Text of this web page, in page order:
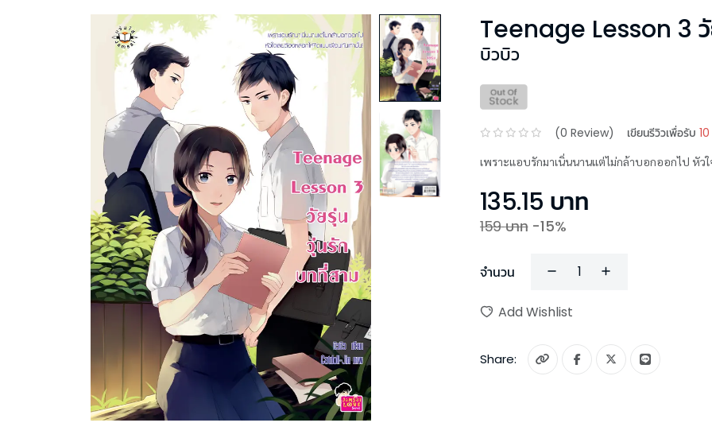
Teenage Lesson 3
บิวบิว
(0 Review) เขียนรีวิวเพื่อรับ
เพราะแอบรักมาเนิ่นนานแต่ไม่กล้าบอกออกไป หั
135.15 บาท
159บาท -15%
จำนวน
Add Wishlist
Share: